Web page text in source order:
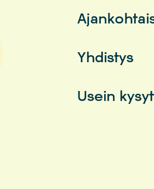
Yhdistys
Usein